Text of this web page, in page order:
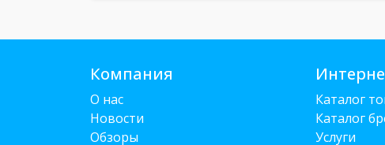
Компания
О нас
Новости
Обзоры
Каталог
Каталог
Услуги